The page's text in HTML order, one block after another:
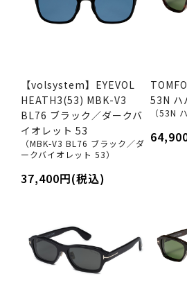
【volsystem】EYEVOL
HEATH3(53) MBK-V3
BL76 ブラック／ダークバ
イオレット 53
（MBK-V3 BL76 ブラック／ダ
ークバイオレット 53）
37,400円(税込)
53N ハ
（53N